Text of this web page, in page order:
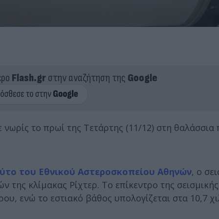
Flash.grστην αναζήτηση της Google
το πρωί της Τετάρτης (11/12) στη θαλάσσια
του Εθνικού Αστεροσκοπείου Αθηνών, ο
της κλίμακας Ρίχτερ. Το επίκεντρο της
ενώ το εστιακό βάθος υπολογίζεται στα 10,7